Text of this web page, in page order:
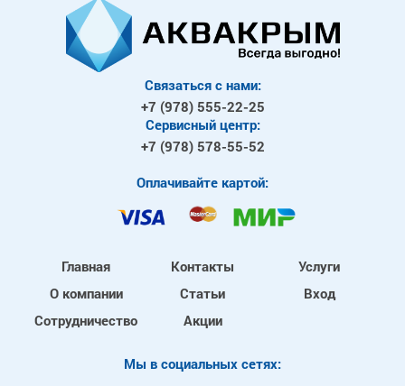
Связаться с нами:
+7 (978) 555-22-25
Сервисный центр:
+7 (978) 578-55-52
Оплачивайте картой:
Главная
О компании
Сотрудничество
Контакты
Статьи
Акции
Услуги
Вход
Mы в социальных сетях: